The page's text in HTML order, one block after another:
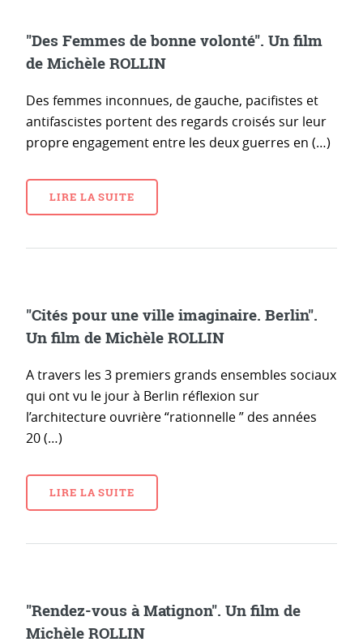
"Des Femmes de bonne volonté". Un film
de Michèle ROLLIN
Des femmes inconnues, de gauche, pacifistes et
antifascistes portent des regards croisés sur leur
propre engagement entre les deux guerres en (…)
LIRE LA SUITE
"Cités pour une ville imaginaire. Berlin".
Un film de Michèle ROLLIN
A travers les 3 premiers grands ensembles sociaux
qui ont vu le jour à Berlin réflexion sur
l’architecture ouvrière “rationnelle ” des années
20 (…)
LIRE LA SUITE
"Rendez-vous à Matignon". Un film de
Michèle ROLLIN